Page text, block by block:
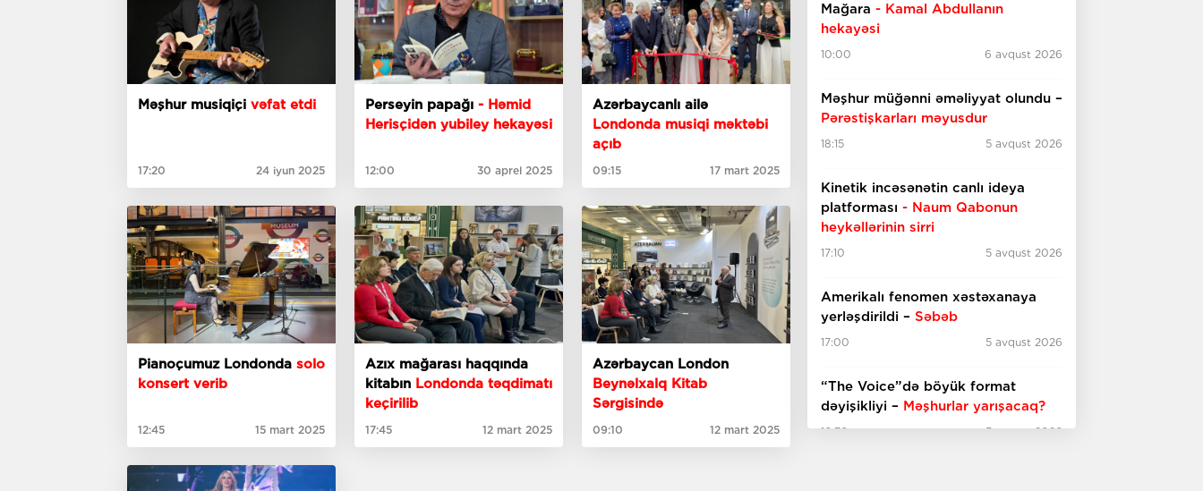
Məşhur musiqiçi vəfat etdi
17:20 24 iyun 2025
Perseyin papağı - Həmid
Herisçidən yubiley hekayəsi
12:00 30 aprel 2025
Azərbaycanlı ailə
Londonda musiqi məktəbi
açıb
09:15 17 mart 2025
Pianoçumuz Londonda solo
konsert verib
12:45 15 mart 2025
Azıx mağarası haqqında
kitabın Londonda təqdimatı
keçirilib
17:45 12 mart 2025
Azərbaycan London
Beynəlxalq Kitab
Sərgisində
09:10 12 mart 2025
Mağara - Kamal Abdullanın
hekayəsi
10:00 6 avqust 2026
Məşhur müğənni əməliyyat olundu –
Pərəstişkarları məyusdur
18:15 5 avqust 2026
Kinetik incəsənətin canlı ideya
platforması - Naum Qabonun
heykəllərinin sirri
17:10 5 avqust 2026
Amerikalı fenomen xəstəxanaya
yerləşdirildi – Səbəb
17:00 5 avqust 2026
“The Voice”də böyük format
dəyişikliyi – Məşhurlar yarışacaq?
16:30 5 avqust 2026